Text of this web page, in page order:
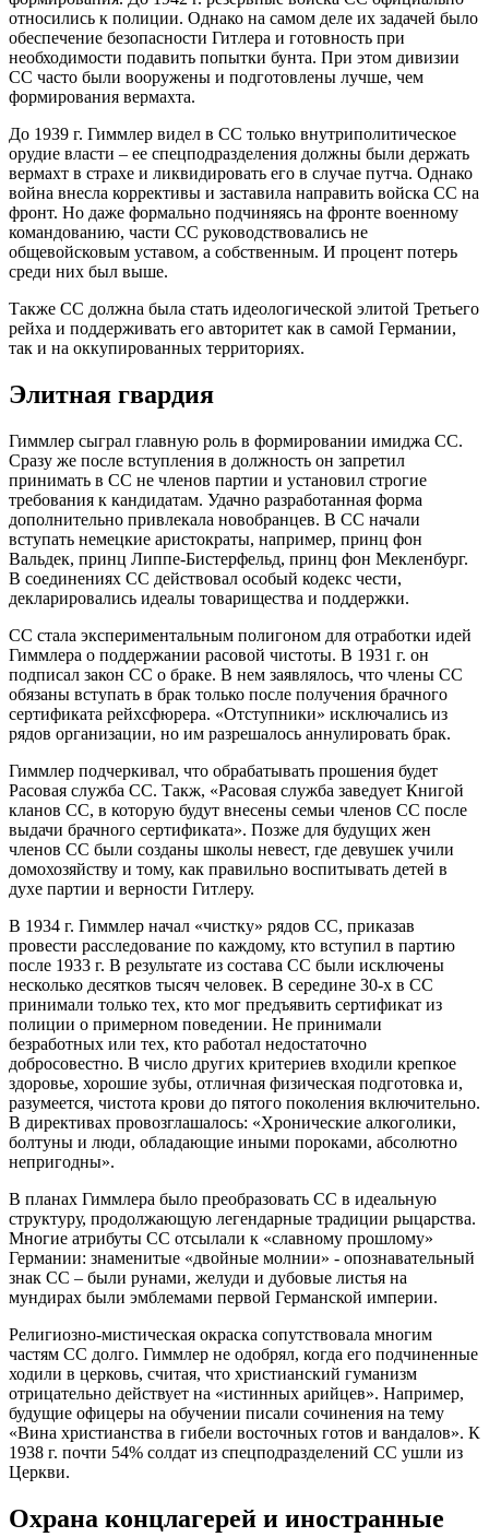
относились к полиции. Однако на самом деле их задачей было
обеспечение безопасности Гитлера и готовность при
необходимости подавить попытки бунта. При этом дивизии
СС часто были вооружены и подготовлены лучше, чем
формирования вермахта.
До 1939 г. Гиммлер видел в СС только внутриполитическое
орудие власти – ее спецподразделения должны были держать
вермахт в страхе и ликвидировать его в случае путча. Однако
война внесла коррективы и заставила направить войска СС на
фронт. Но даже формально подчиняясь на фронте военному
командованию, части СС руководствовались не
общевойсковым уставом, а собственным. И процент потерь
среди них был выше.
Также СС должна была стать идеологической элитой Третьего
рейха и поддерживать его авторитет как в самой Германии,
так и на оккупированных территориях.
Элитная гвардия
Гиммлер сыграл главную роль в формировании имиджа СС.
Сразу же после вступления в должность он запретил
принимать в СС не членов партии и установил строгие
требования к кандидатам. Удачно разработанная форма
дополнительно привлекала новобранцев. В СС начали
вступать немецкие аристократы, например, принц фон
Вальдек, принц Липпе-Бистерфельд, принц фон Мекленбург.
В соединениях СС действовал особый кодекс чести,
декларировались идеалы товарищества и поддержки.
СС стала экспериментальным полигоном для отработки идей
Гиммлера о поддержании расовой чистоты. В 1931 г. он
подписал закон СС о браке. В нем заявлялось, что члены СС
обязаны вступать в брак только после получения брачного
сертификата рейхсфюрера. «Отступники» исключались из
рядов организации, но им разрешалось аннулировать брак.
Гиммлер подчеркивал, что обрабатывать прошения будет
Расовая служба СС. Такж, «Расовая служба заведует Книгой
кланов СС, в которую будут внесены семьи членов СС после
выдачи брачного сертификата». Позже для будущих жен
членов СС были созданы школы невест, где девушек учили
домохозяйству и тому, как правильно воспитывать детей в
духе партии и верности Гитлеру.
В 1934 г. Гиммлер начал «чистку» рядов СС, приказав
провести расследование по каждому, кто вступил в партию
после 1933 г. В результате из состава СС были исключены
несколько десятков тысяч человек. В середине 30-х в СС
принимали только тех, кто мог предъявить сертификат из
полиции о примерном поведении. Не принимали
безработных или тех, кто работал недостаточно
добросовестно. В число других критериев входили крепкое
здоровье, хорошие зубы, отличная физическая подготовка и,
разумеется, чистота крови до пятого поколения включительно.
В директивах провозглашалось: «Хронические алкоголики,
болтуны и люди, обладающие иными пороками, абсолютно
непригодны».
В планах Гиммлера было преобразовать СС в идеальную
структуру, продолжающую легендарные традиции рыцарства.
Многие атрибуты СС отсылали к «славному прошлому»
Германии: знаменитые «двойные молнии» - опознавательный
знак СС – были рунами, желуди и дубовые листья на
мундирах были эмблемами первой Германской империи.
Религиозно-мистическая окраска сопутствовала многим
частям СС долго. Гиммлер не одобрял, когда его подчиненные
ходили в церковь, считая, что христианский гуманизм
отрицательно действует на «истинных арийцев». Например,
будущие офицеры на обучении писали сочинения на тему
«Вина христианства в гибели восточных готов и вандалов». К
1938 г. почти 54% солдат из спецподразделений СС ушли из
Церкви.
Охрана концлагерей и иностранные